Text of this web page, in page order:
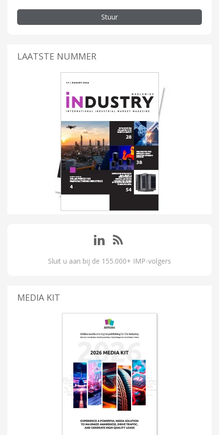
Stuur
LAATSTE NUMMER
Sluit u aan bij de 155.000+ IMP-volgers
MEDIA KIT